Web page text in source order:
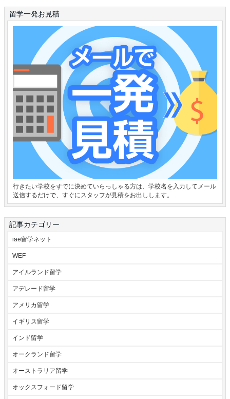
留学一発お見積
行きたい学校をすでに決めていらっしゃる方は、学校名を入力してメール
送信するだけで、すぐにスタッフが見積をお出しします。
記事カテゴリー
iae留学ネット
WEF
アイルランド留学
アデレード留学
アメリカ留学
イギリス留学
インド留学
オークランド留学
オーストラリア留学
オックスフォード留学